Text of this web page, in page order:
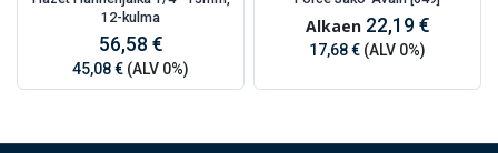
12-kulma
56,58 €
45,08 € (ALV 0%)
Alkaen 22,19 €
17,68 € (ALV 0%)